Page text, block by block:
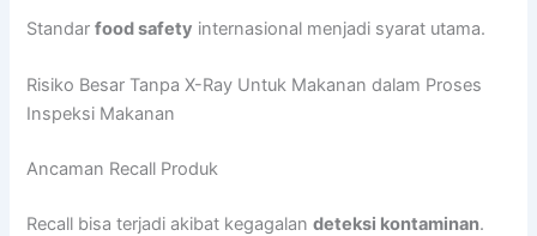
Standarfood safety internasional menjadi syarat utama.
Risiko Besar Tanpa X-Ray Untuk Makanan dalam Proses
Inspeksi Makanan
Ancaman Recall Produk
Recall bisa terjadi akibat kegagalandeteksi kontaminan.